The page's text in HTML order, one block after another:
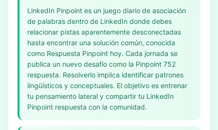
LinkedIn Pinpoint es un juego diario de asociación
de palabras dentro de LinkedIn donde debes
relacionar pistas aparentemente desconectadas
hasta encontrar una solución común, conocida
como Respuesta Pinpoint hoy. Cada jornada se
publica un nuevo desafío como la Pinpoint 752
respuesta. Resolverlo implica identificar patrones
lingüísticos y conceptuales. El objetivo es entrenar
tu pensamiento lateral y compartir tu LinkedIn
Pinpoint respuesta con la comunidad.